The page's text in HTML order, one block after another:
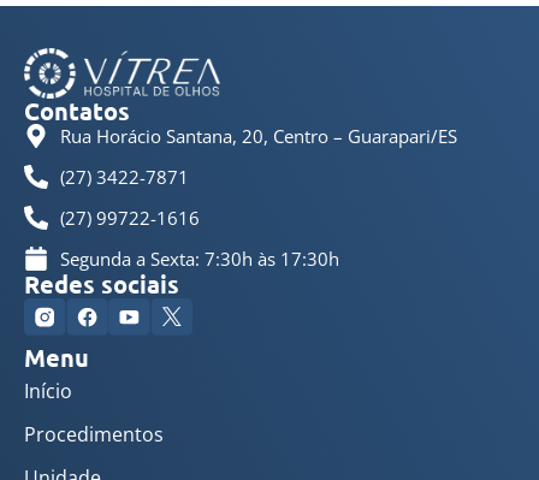
Contatos
Rua Horácio Santana, 20, Centro – Guarapari/ES
(27) 3422-7871
(27) 99722-1616
Segunda a Sexta: 7:30h às 17:30h
Redes sociais
Menu
Início
Procedimentos